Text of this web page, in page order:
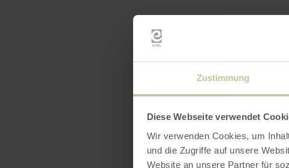
Zustimmung
Diese Webseite verwendet
Wir verwenden Cookies, um
und die Zugriffe auf unsere
Website an unsere Partner für